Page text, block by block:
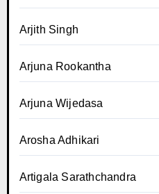
Arjith Singh
Arjuna Rookantha
Arjuna Wijedasa
Arosha Adhikari
Artigala Sarathchandra